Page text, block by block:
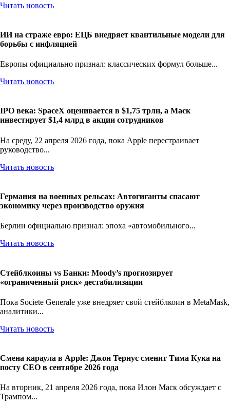
Читать новость
ИИ на страже евро: ЕЦБ внедряет квантильные модели для
борьбы с инфляцией
Европы официально признал: классических формул больше...
Читать новость
IPO века: SpaceX оценивается в $1,75 трлн, а Маск
инвестирует $1,4 млрд в акции сотрудников
На среду, 22 апреля 2026 года, пока Apple перестраивает
руководство...
Читать новость
Германия на военных рельсах: Автогиганты спасают
экономику через производство оружия
Берлин официально признал: эпоха «автомобильного...
Читать новость
Стейблкоины vs Банки: Moody’s прогнозирует
«ограниченный риск» дестабилизации
Пока Societe Generale уже внедряет свой стейблкоин в MetaMask,
аналитики...
Читать новость
Смена караула в Apple: Джон Тернус сменит Тима Кука на
посту CEO в сентябре 2026 года
На вторник, 21 апреля 2026 года, пока Илон Маск обсуждает с
Трампом...